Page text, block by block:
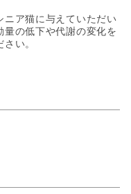
ア猫に与えていただい
量の低下や代謝の変化を
い。